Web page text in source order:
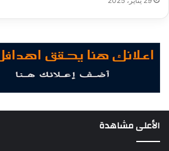
الأعلى مشاهدة